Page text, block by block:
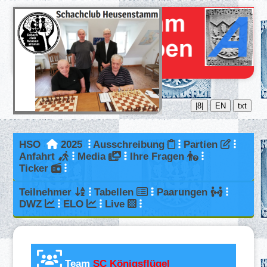
|8| EN txt
HSO 2025 Ausschreibung
Partien
Anfahrt
Media
Ihre Fragen
Ticker
Teilnehmer Tabellen
Paarungen
DWZ
ELO Live
TeamSC Königsflügel